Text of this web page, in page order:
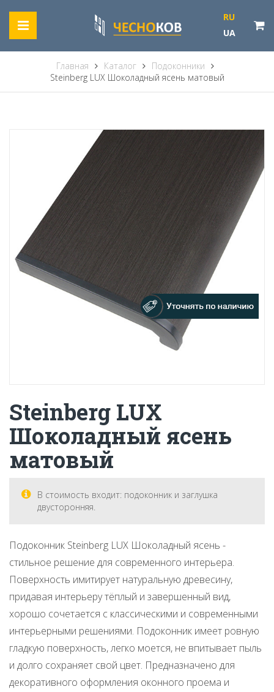
RU
UA
Главная Каталог
Подоконники
Steinberg LUX Шоколадный ясень матовый
Steinberg LUX
Шоколадный ясень
матовый
В стоимость входит: подоконник и заглушка
двусторонняя.
Подоконник Steinberg LUX Шоколадный ясень -
стильное решение для современного интерьера.
Поверхность имитирует натуральную древесину,
придавая интерьеру тёплый и завершенный вид,
хорошо сочетается с классическими и современными
интерьерными решениями. Подоконник имеет ровную
гладкую поверхность, легко моется, не впитывает пыль
и долго сохраняет свой цвет. Предназначено для
декоративного оформления оконного проема и